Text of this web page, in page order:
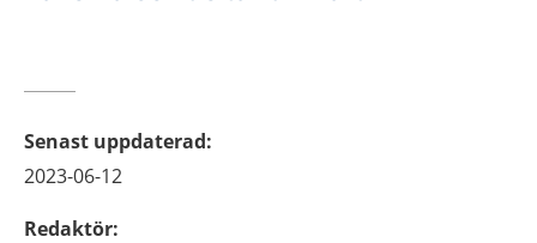
Senast uppdaterad:
2023-06-12
Redaktör: